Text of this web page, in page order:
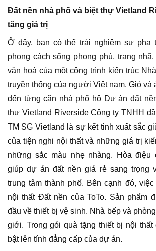
Đất nền nhà phố và biệt thự Vietland
tăng giá trị
Ở đây, bạn có thể trải nghiệm sự pha
phong cách sống phong phú, trang
văn hoá của một công trình kiến trúc
truyền thống của người Việt nam. Gió và
đến từng căn nhà phố hộ Dự án đất
thự Vietland Riverside Công ty TNHH
TM SG Vietland là sự kết tinh xuất sắc
của tiện nghi nội thất và những giá trị
những sắc màu nhẹ nhàng. Hòa điệu
giúp dự án đất nền giá rẻ sang trọng
trung tâm thành phố. Bên cạnh đó,
nội thất Đất nền của ToTo. Sản phẩm
đầu về thiết bị vệ sinh. Nhà bếp và
giới. Trong gói quà tặng thiết bị nội thất
bật lên tính đẳng cấp của dự án.